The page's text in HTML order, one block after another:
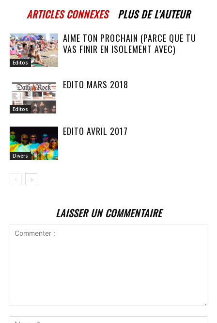
ARTICLES CONNEXES PLUS DE L'AUTEUR
Editos
AIME TON PROCHAIN (PARCE QUE TU
VAS FINIR EN ISOLEMENT AVEC)
Editos
EDITO MARS 2018
Divers
EDITO AVRIL 2017
LAISSER UN COMMENTAIRE